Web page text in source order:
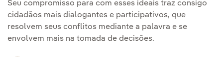
Seu compromisso para com esses ideais traz consigo
cidadãos mais dialogantes e participativos, que
resolvem seus conflitos mediante a palavra e se
envolvem mais na tomada de decisões.